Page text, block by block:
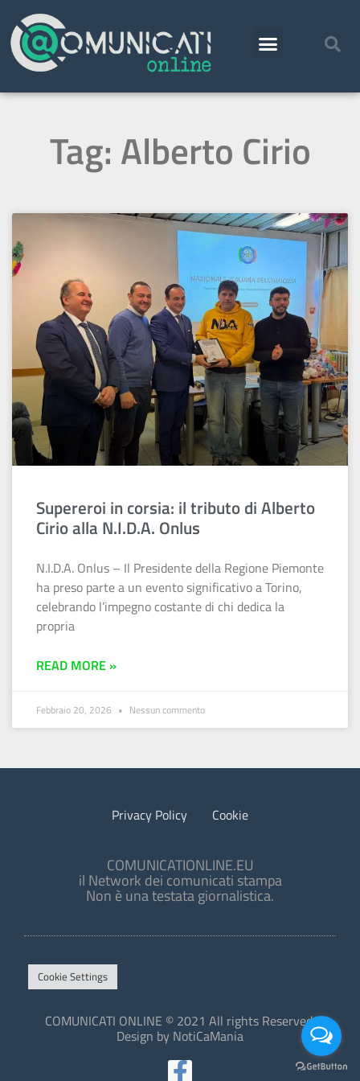
Tag: Alberto Cirio
Supereroi in corsia: il tributo di Alberto
Cirio alla N.I.D.A. Onlus
N.I.D.A. Onlus – Il Presidente della Regione Piemonte
ha preso parte a un evento significativo a Torino,
celebrando l’impegno costante di chi dedica la
propria
READ MORE »
Febbraio 20, 2026 Nessun commento
Privacy Policy Cookie
COMUNICATIONLINE.EU
il Network dei comunicati stampa
Non è una testata giornalistica.
Cookie Settings
COMUNICATI ONLINE © 2021 All rights Reserved.
Design by NotiCaMania